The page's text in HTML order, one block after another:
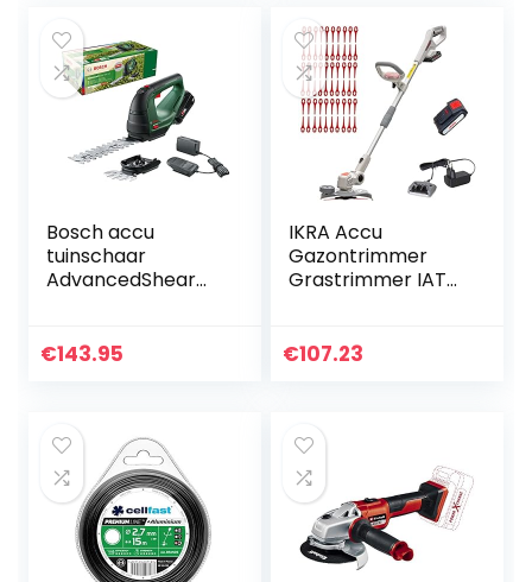
Bosch accu
tuinschaar
AdvancedShear
snoeit tot 85 m²
€143.95
IKRA Accu
Gazontrimmer
Grastrimmer IAT
nylon messen
€107.23